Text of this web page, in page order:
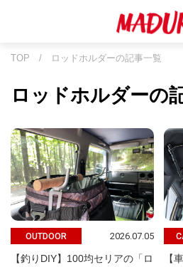
TOP / ロッドホルダーの記事一覧
ロッドホルダーの
OUTDOOR 2026.07.05
【釣りDIY】100均セリアの「ロ
【